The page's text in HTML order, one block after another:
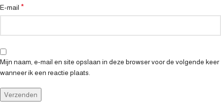
E-mail *
Mijn naam, e-mail en site opslaan in deze browser voor de volgende keer
wanneer ik een reactie plaats.